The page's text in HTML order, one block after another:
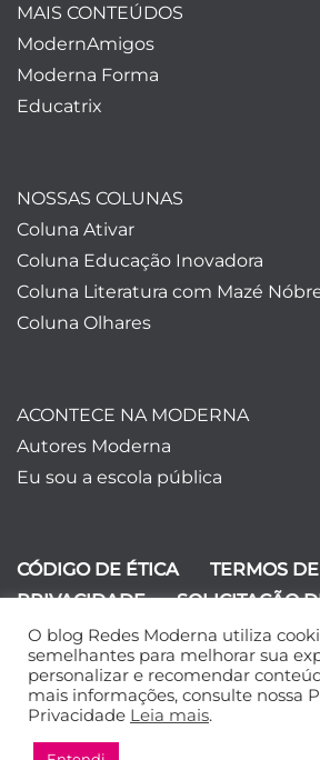
MAIS CONTEÚDOS
ModernAmigos
Moderna Forma
Educatrix
NOSSAS COLUNAS
Coluna Ativar
Coluna Educação Inovadora
Coluna Literatura com Mazé
Coluna Olhares
ACONTECE NA MODERNA
Autores Moderna
Eu sou a escola pública
CÓDIGO DE ÉTICA TERMOS
PRIVACIDADE
SOLICITAÇÃO
©Editora Moderna 2024. Todos os
direitos reservados.
O blog Redes Moderna utiliza
semelhantes para melhorar sua
personalizar e recomendar
mais informações, consulte nossa
Privacidade Leia mais.